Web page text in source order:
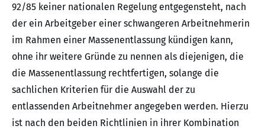
92/85 keiner nationalen Regelung entgegensteht, nach
der ein Arbeitgeber einer schwangeren Arbeitnehmerin
im Rahmen einer Massenentlassung kündigen kann,
ohne ihr weitere Gründe zu nennen als diejenigen, die
die Massenentlassung rechtfertigen, solange die
sachlichen Kriterien für die Auswahl der zu
entlassenden Arbeitnehmer angegeben werden. Hierzu
ist nach den beiden Richtlinien in ihrer Kombination